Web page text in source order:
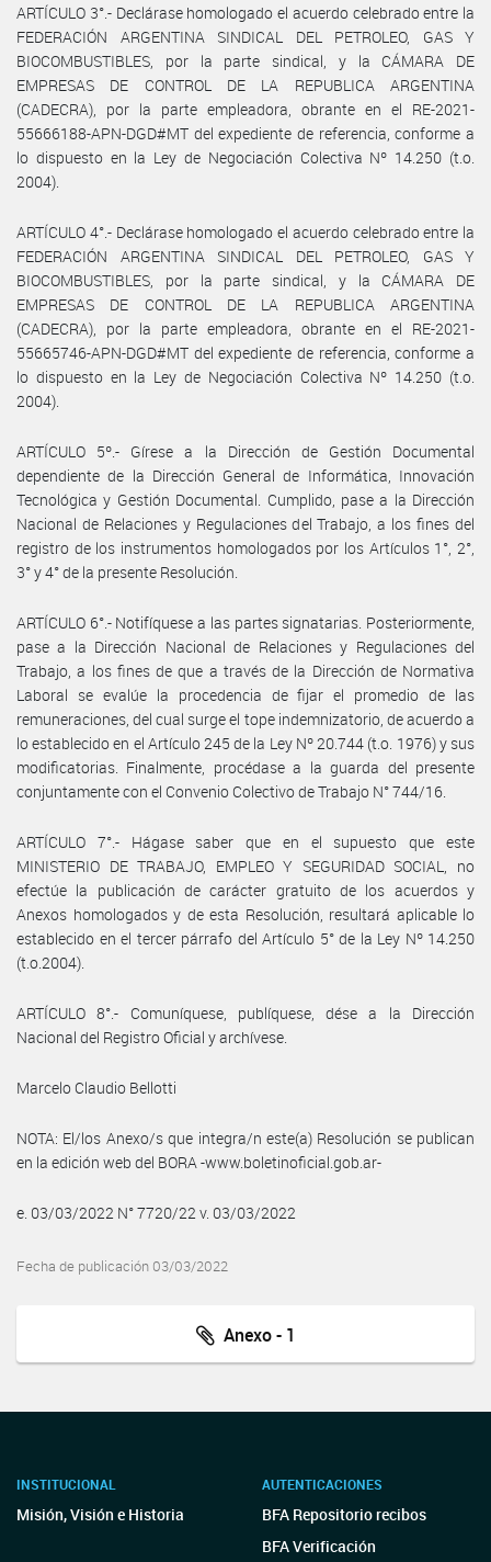
ARTÍCULO 3°.- Declárase homologado el acuerdo celebrado entre la
FEDERACIÓN ARGENTINA SINDICAL DEL PETROLEO, GAS Y
BIOCOMBUSTIBLES, por la parte sindical, y la CÁMARA DE
EMPRESAS DE CONTROL DE LA REPUBLICA ARGENTINA
(CADECRA), por la parte empleadora, obrante en el RE-2021-
55666188-APN-DGD#MT del expediente de referencia, conforme a
lo dispuesto en la Ley de Negociación Colectiva Nº 14.250 (t.o.
2004).
ARTÍCULO 4°.- Declárase homologado el acuerdo celebrado entre la
FEDERACIÓN ARGENTINA SINDICAL DEL PETROLEO, GAS Y
BIOCOMBUSTIBLES, por la parte sindical, y la CÁMARA DE
EMPRESAS DE CONTROL DE LA REPUBLICA ARGENTINA
(CADECRA), por la parte empleadora, obrante en el RE-2021-
55665746-APN-DGD#MT del expediente de referencia, conforme a
lo dispuesto en la Ley de Negociación Colectiva Nº 14.250 (t.o.
2004).
ARTÍCULO 5º.- Gírese a la Dirección de Gestión Documental
dependiente de la Dirección General de Informática, Innovación
Tecnológica y Gestión Documental. Cumplido, pase a la Dirección
Nacional de Relaciones y Regulaciones del Trabajo, a los fines del
registro de los instrumentos homologados por los Artículos 1°, 2°,
3° y 4° de la presente Resolución.
ARTÍCULO 6°.- Notifíquese a las partes signatarias. Posteriormente,
pase a la Dirección Nacional de Relaciones y Regulaciones del
Trabajo, a los fines de que a través de la Dirección de Normativa
Laboral se evalúe la procedencia de fijar el promedio de las
remuneraciones, del cual surge el tope indemnizatorio, de acuerdo a
lo establecido en el Artículo 245 de la Ley Nº 20.744 (t.o. 1976) y sus
modificatorias. Finalmente, procédase a la guarda del presente
conjuntamente con el Convenio Colectivo de Trabajo N° 744/16.
ARTÍCULO 7°.- Hágase saber que en el supuesto que este
MINISTERIO DE TRABAJO, EMPLEO Y SEGURIDAD SOCIAL, no
efectúe la publicación de carácter gratuito de los acuerdos y
Anexos homologados y de esta Resolución, resultará aplicable lo
establecido en el tercer párrafo del Artículo 5° de la Ley Nº 14.250
(t.o.2004).
ARTÍCULO 8°.- Comuníquese, publíquese, dése a la Dirección
Nacional del Registro Oficial y archívese.
Marcelo Claudio Bellotti
NOTA: El/los Anexo/s que integra/n este(a) Resolución se publican
en la edición web del BORA -www.boletinoficial.gob.ar-
e. 03/03/2022 N° 7720/22 v. 03/03/2022
Fecha de publicación 03/03/2022
Anexo - 1
INSTITUCIONAL
Misión, Visión e Historia
AUTENTICACIONES
BFA Repositorio recibos
BFA Verificación